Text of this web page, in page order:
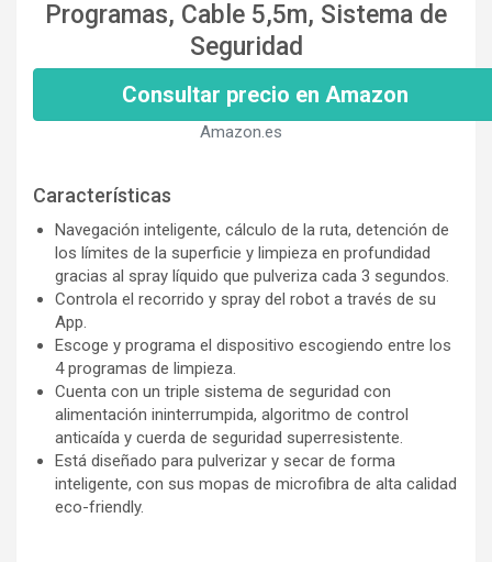
Programas, Cable 5,5m, Sistema de
Seguridad
Consultar precio en Amazon
Amazon.es
Características
Navegación inteligente, cálculo de la ruta, detención de
los límites de la superficie y limpieza en profundidad
gracias al spray líquido que pulveriza cada 3 segundos.
Controla el recorrido y spray del robot a través de su
App.
Escoge y programa el dispositivo escogiendo entre los
4 programas de limpieza.
Cuenta con un triple sistema de seguridad con
alimentación ininterrumpida, algoritmo de control
anticaída y cuerda de seguridad superresistente.
Está diseñado para pulverizar y secar de forma
inteligente, con sus mopas de microfibra de alta calidad
eco-friendly.